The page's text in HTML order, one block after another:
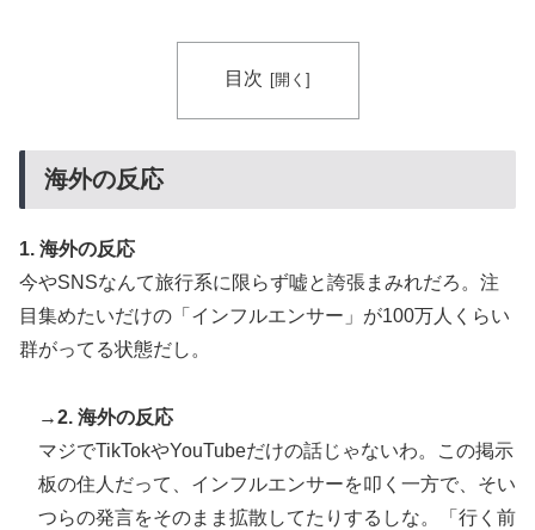
目次
海外の反応
1. 海外の反応
今やSNSなんて旅行系に限らず嘘と誇張まみれだろ。注
目集めたいだけの「インフルエンサー」が100万人くらい
群がってる状態だし。
→2. 海外の反応
マジでTikTokやYouTubeだけの話じゃないわ。この掲示
板の住人だって、インフルエンサーを叩く一方で、そい
つらの発言をそのまま拡散してたりするしな。「行く前